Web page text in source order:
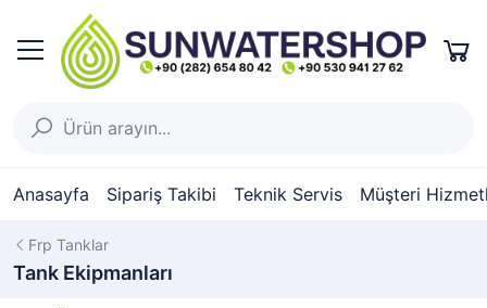
Anasayfa Sipariş Takibi Teknik Servis Müşteri
Frp Tanklar
Tank Ekipmanları